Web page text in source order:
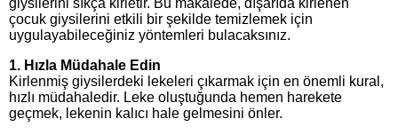
giysilerini sıkça kirletir. Bu makalede, dışarıda kirlenen
çocuk giysilerini etkili bir şekilde temizlemek için
uygulayabileceğiniz yöntemleri bulacaksınız.
1. Hızla Müdahale Edin
Kirlenmiş giysilerdeki lekeleri çıkarmak için en önemli kural,
hızlı müdahaledir. Leke oluştuğunda hemen harekete
geçmek, lekenin kalıcı hale gelmesini önler.